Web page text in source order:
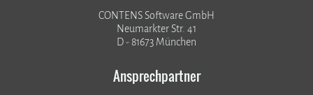
CONTENS Software GmbH
Neumarkter Str. 41
D - 81673 München
Ansprechpartner